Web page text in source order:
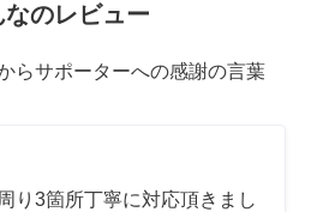
なのレビュー
らサポーターへの感謝の言葉
り3箇所丁寧に対応頂きまし